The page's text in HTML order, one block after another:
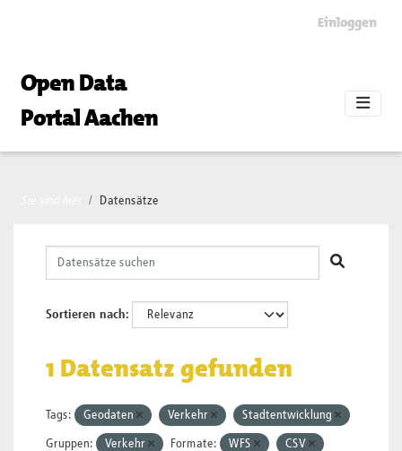
Einloggen
Open Data
Portal Aachen
Datensätze
Sortieren nach
1 Datensatz gefunden
Tags: Geodaten Verkehr Stadtentwicklung
Gruppen: Verkehr Formate: WFS CSV